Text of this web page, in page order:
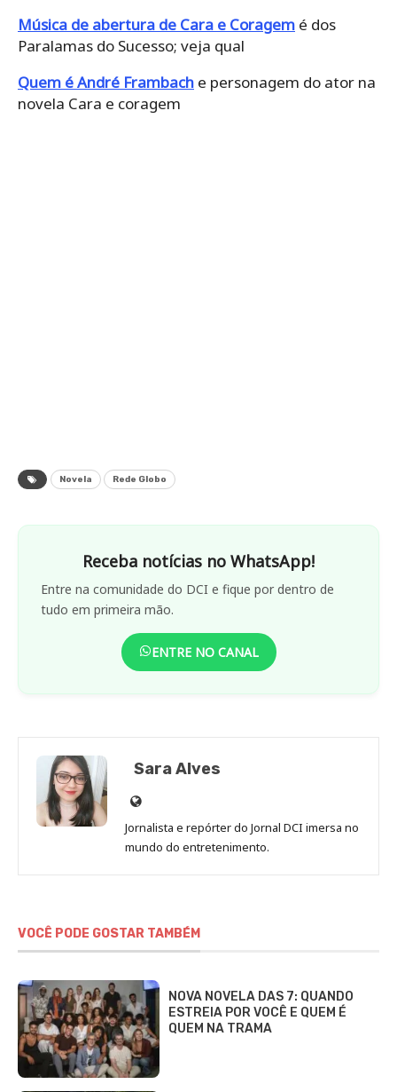
Música de abertura de Cara e Coragem é dos
Paralamas do Sucesso; veja qual
Quem é André Frambach e personagem do ator na
novela Cara e coragem
Novela Rede Globo
Receba notícias no WhatsApp!
Entre na comunidade do DCI e fique por dentro de
tudo em primeira mão.
ENTRE NO CANAL
Sara Alves
Site
de
Sara
Jornalista e repórter do Jornal DCI imersa no
mundo do entretenimento.
VOCÊ PODE GOSTAR TAMBÉM
NOVA NOVELA DAS 7: QUANDO
ESTREIA POR VOCÊ E QUEM É
QUEM NA TRAMA